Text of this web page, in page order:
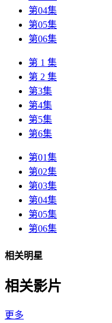
第04集
第05集
第06集
第 1 集
第 2 集
第3集
第4集
第5集
第6集
第01集
第02集
第03集
第04集
第05集
第06集
相关明星
相关影片
更多